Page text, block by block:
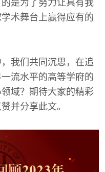
是为了努力让具有我
术舞台上赢得应有的
我们共同沉思，在追
流水平的高等学府的
域？期待大家的精彩
并分享此文。